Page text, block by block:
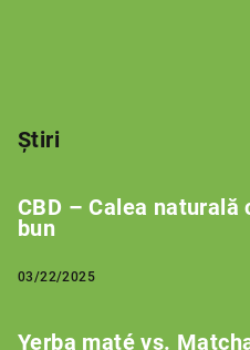
Știri
CBD – Calea naturală
bun
03/22/2025
Yerba maté vs.